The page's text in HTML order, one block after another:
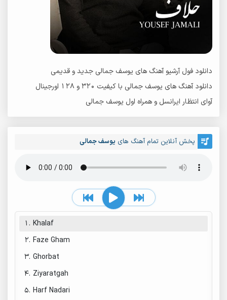
دانلود فول آرشیو آهنگ های یوسف جمالی جدید و قدیمی
دانلود آهنگ های یوسف جمالی با کیفیت 320 و 128 اورجینال
آوای انتظار ایرانسل و همراه اول یوسف جمالی
پخش آنلاین تمام آهنگ های یوسف جمالی
1. Khalaf
2. Faze Gham
3. Ghorbat
4. Ziyaratgah
5. Harf Nadari